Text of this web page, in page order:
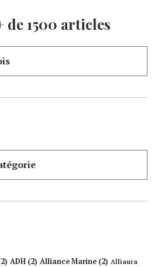
de 1500 articles
ADH (2) Alliance Marine (2) Alliaura